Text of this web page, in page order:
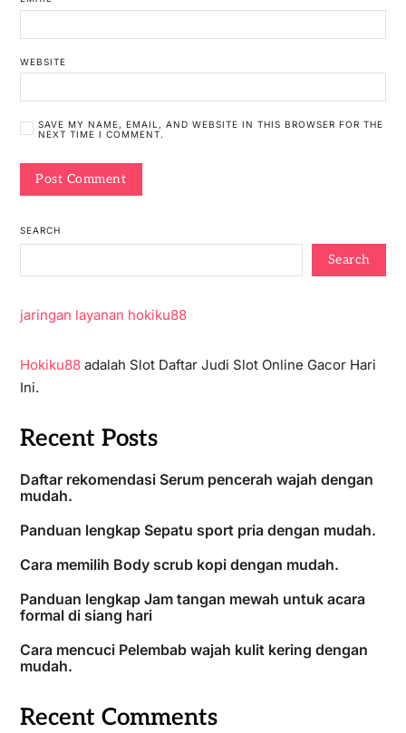
WEBSITE
SAVE MY NAME, EMAIL, AND WEBSITE IN THIS BROWSER FOR THE
NEXT TIME I COMMENT.
SEARCH
Search
jaringan layanan hokiku88
Hokiku88adalah Slot Daftar Judi Slot Online Gacor Hari
Ini.
Recent Posts
Daftar rekomendasi Serum pencerah wajah dengan
mudah.
Panduan lengkap Sepatu sport pria dengan mudah.
Cara memilih Body scrub kopi dengan mudah.
Panduan lengkap Jam tangan mewah untuk acara
formal di siang hari
Cara mencuci Pelembab wajah kulit kering dengan
mudah.
Recent Comments